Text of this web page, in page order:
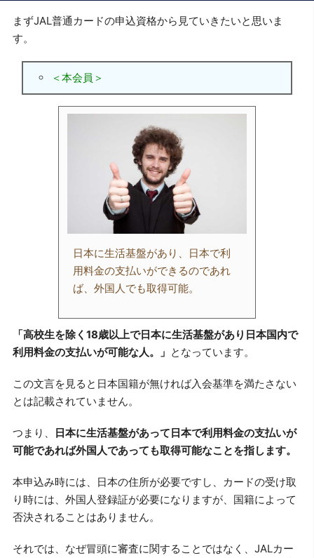
まずJAL普通カードの申込資格から見ていきたいと思いま
す。
＜本会員＞
日本に生活基盤があり、日本で利
用料金の支払いができるのであれ
ば、外国人でも取得可能。
「高校生を除く18歳以上で日本に生活基盤があり日本国内で
利用料金の支払いが可能な人。」 となっています。
この文言を見ると日本国籍が無ければ入会基準を満たさない
とは記載されていません。
つまり、
日本に生活基盤があって日本で利用料金の支払いが
可能であれば外国人であっても取得可能なことを指します。
本申込み時には、日本の住所が必要ですし、カードの受け取
り時には、外国人登録証が必要になりますが、国籍によって
否決されることはありません。
それでは、なぜ冒頭に審査に関することではなく、JALカー